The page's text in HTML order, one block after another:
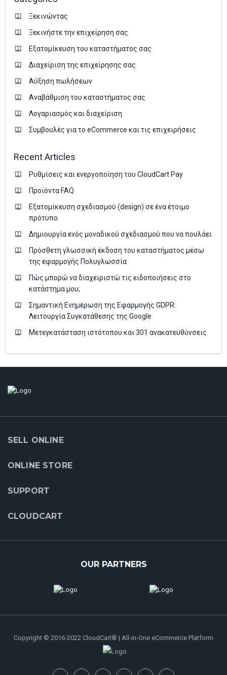
Ξεκινώντας
Ξεκινήστε την επιχείρηση σας
Εξατομίκευση του καταστήματος σας
Διαχείριση της επιχείρησης σας
Аύξηση πωλήσεων
Αναβάθμιση του καταστήματος σας
Λογαριασμός και διαχείριση
Συμβουλές για το eCommerce και τις επιχειρήσεις
Recent Articles
Ρυθμίσεις και ενεργοποίηση του CloudCart Pay
Προϊόντα FAQ
Εξατομίκευση σχεδιασμού (design) σε ένα έτοιμο
πρότυπο
Δημιουργία ενός μοναδικού σχεδιασμού που να πουλάει
Πρόσθετη γλωσσική έκδοση του καταστήματος μέσω
της εφαρμογής Πολυγλωσσία
Πώς μπορώ να διαχειριστώ τις ειδοποιήσεις στο
κατάστημα μου;
Σημαντική Ενημέρωση της Εφαρμογής GDPR:
Λειτουργία Συγκατάθεσης της Google
Μετεγκατάσταση ιστότοπου και 301 ανακατευθύνσεις
SELL ONLINE
ONLINE STORE
SUPPORT
CLOUDCART
OUR PARTNERS
Copyright © 2016-2022 CloudCart® | All-in-One eCommerce Platform